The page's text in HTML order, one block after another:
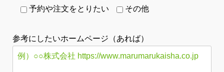
予約や注文をとりたい
その他
参考にしたいホームページ（あれば）